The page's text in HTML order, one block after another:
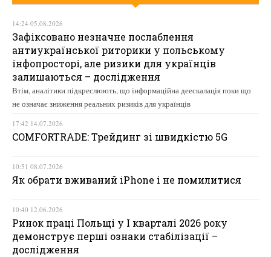
14:24 05.08.2026
Зафіксовано незначне послаблення
антиукраїнської риторики у польському
інфопросторі, але ризики для українців
залишаються – дослідження
Втім, аналітики підкреслюють, що інформаційна деескалація поки що
не означає зниження реальних ризиків для українців
17:42 14.07.2026
COMFORTRADE: Трейдинг зі швидкістю 5G
10:51 08.07.2026
Як обрати вживаний iPhone і не помилитися
10:40 12.06.2026
Ринок праці Польщі у І кварталі 2026 року
демонструє перші ознаки стабілізації –
дослідження